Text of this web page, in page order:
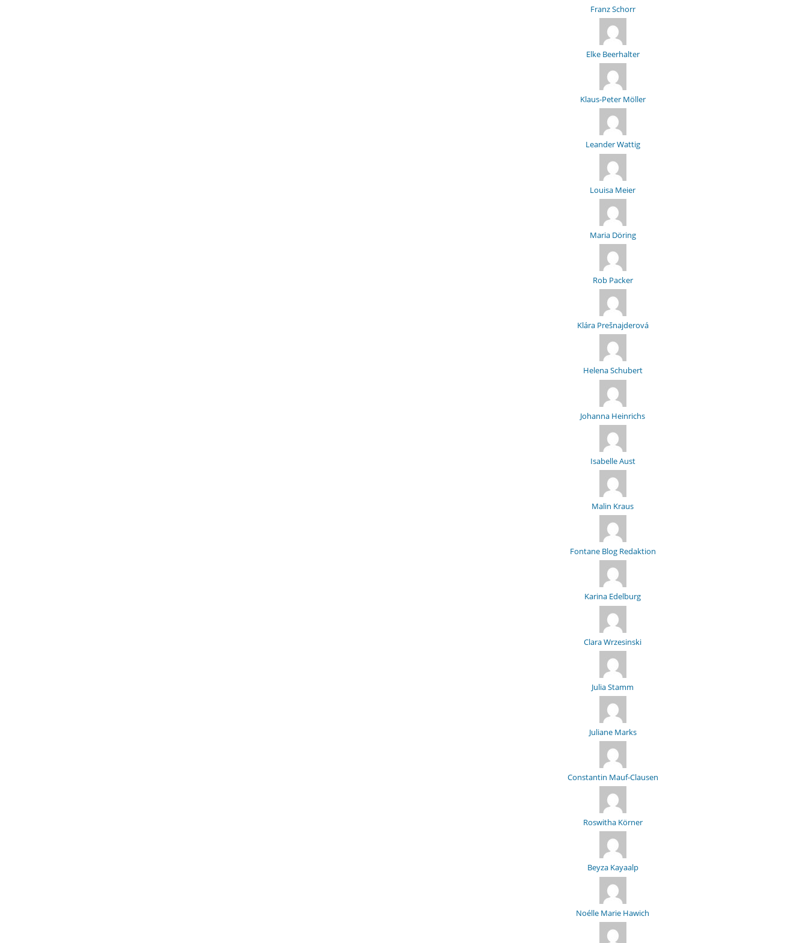
Franz Schorr
Elke Beerhalter
Klaus-Peter Möller
Leander Wattig
Louisa Meier
Maria Döring
Rob Packer
Klára Prešnajderová
Helena Schubert
Johanna Heinrichs
Isabelle Aust
Malin Kraus
Fontane Blog Redaktion
Karina Edelburg
Clara Wrzesinski
Julia Stamm
Juliane Marks
Constantin Mauf-Clausen
Roswitha Körner
Beyza Kayaalp
Noélle Marie Hawich